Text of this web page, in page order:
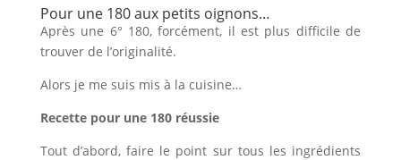
Pour une 180 aux petits oignons…
Après une 6° 180, forcément, il est plus difficile de
trouver de l’originalité.
Alors je me suis mis à la cuisine…
Recette pour une 180 réussie
Tout d’abord, faire le point sur tous les ingrédients